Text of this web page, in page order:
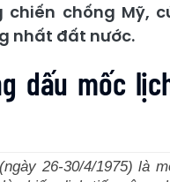
chống Mỹ,
nhất đất nước.
dấu mốc
26-30/4/1975) là